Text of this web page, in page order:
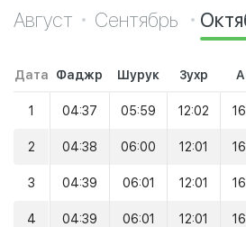
Август Сентябрь
Дата Фаджр Шурук Зухр
1 04:37 05:59 12:02
2 04:38 06:00 12:01
3 04:39 06:01 12:01
4 04:39 06:01 12:01